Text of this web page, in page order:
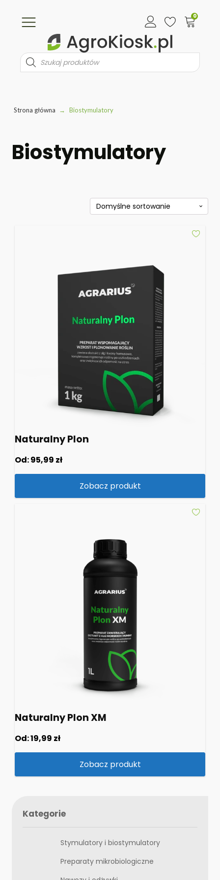
0
Wyszukiwarka
produktów
Strona główna → Biostymulatory
Biostymulatory
Kategorie
Stymulatory i biostymulatory
Preparaty mikrobiologiczne
Naturalny Plon
Od:95,99 zł
Zobacz produkt
Naturalny Plon XM
Od:19,99 zł
Zobacz produkt